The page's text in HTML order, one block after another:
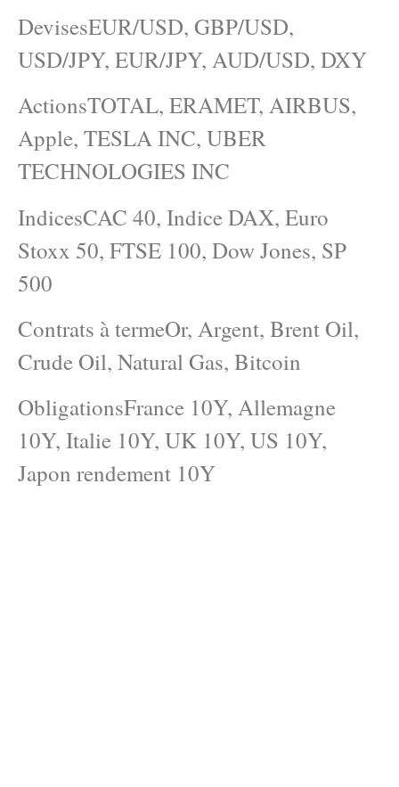
DevisesEUR/USD, GBP/USD,
USD/JPY, EUR/JPY, AUD/USD, DXY
ActionsTOTAL, ERAMET, AIRBUS,
Apple, TESLA INC, UBER
TECHNOLOGIES INC
IndicesCAC 40, Indice DAX, Euro
Stoxx 50, FTSE 100, Dow Jones, SP
500
Contrats à termeOr, Argent, Brent Oil,
Crude Oil, Natural Gas, Bitcoin
ObligationsFrance 10Y, Allemagne
10Y, Italie 10Y, UK 10Y, US 10Y,
Japon rendement 10Y